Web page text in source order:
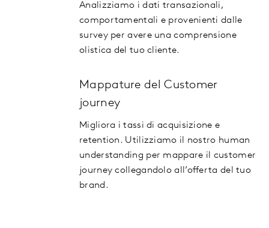
Analizziamo i dati transazionali,
comportamentali e provenienti dalle
survey per avere una comprensione
olistica del tuo cliente.
Mappature del Customer
journey
Migliora i tassi di acquisizione e
retention. Utilizziamo il nostro human
understanding per mappare il customer
journey collegandolo all’offerta del tuo
brand.